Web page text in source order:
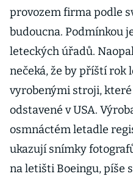
provozem firma podle
budoucna. Podmínkou
leteckých úřadů.
nečeká, že by příští rok
vyrobenými stroji,
odstavené v USA.
osmnáctém letadle
ukazují snímky
na letišti Boeingu, píše